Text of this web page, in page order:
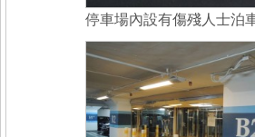
停車場內設有傷殘人士泊